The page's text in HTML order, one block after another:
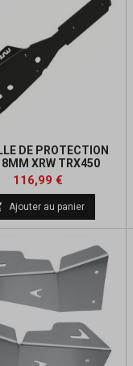
DE PROTECTION
8MM XRW TRX450
Prix
116,99 €Prix
de
base
Ajouter au panier